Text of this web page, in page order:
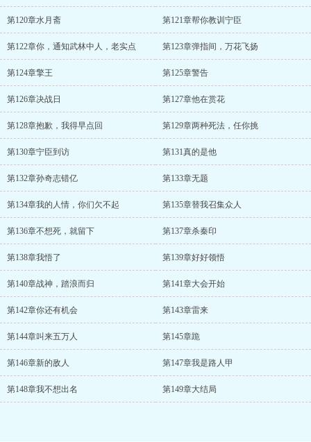
第120章水月斋 第121章帮你教训宁臣
第122章你，通知武林中人，老实点 第123章弹指间，万花飞扬
第124章擎王 第125章警告
第126章决战日 第127章他在赏花
第128章抱歉，我得早点回 第129章两种死法，任你挑
第130章宁臣到访 第131真的是他
第132章孙奇志错亿 第133章无题
第134章我的人情，你们欠不起 第135章替我召集众人
第136章不想死，就留下 第137章杀秦印
第138章我悟了 第139章好好领悟
第140章战神，踏浪而归 第141章大会开始
第142章你还有机会 第143章雷来
第144章叫来五万人 第145章跪
第146章新的敌人 第147章我是路人甲
第148章我不想出名 第149章大结局